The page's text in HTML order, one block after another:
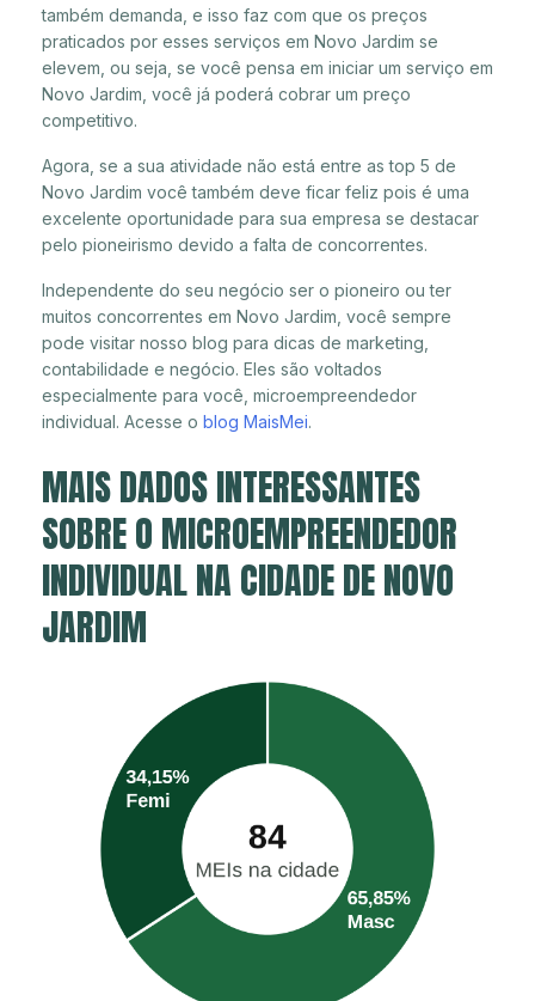
também demanda, e isso faz com que os preços
praticados por esses serviços em Novo Jardim se
elevem, ou seja, se você pensa em iniciar um serviço em
Novo Jardim, você já poderá cobrar um preço
competitivo.
Agora, se a sua atividade não está entre as top 5 de
Novo Jardim você também deve ficar feliz pois é uma
excelente oportunidade para sua empresa se destacar
pelo pioneirismo devido a falta de concorrentes.
Independente do seu negócio ser o pioneiro ou ter
muitos concorrentes em Novo Jardim, você sempre
pode visitar nosso blog para dicas de marketing,
contabilidade e negócio. Eles são voltados
especialmente para você, microempreendedor
individual. Acesse o blog MaisMei.
MAIS DADOS INTERESSANTES
SOBRE O MICROEMPREENDEDOR
INDIVIDUAL NA CIDADE DE NOVO
JARDIM